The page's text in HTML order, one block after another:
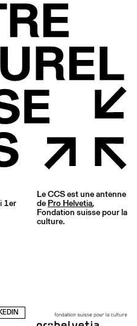
1er
Le CCS est une antenne
de Pro Helvetia,
Fondation suisse pour la
culture.